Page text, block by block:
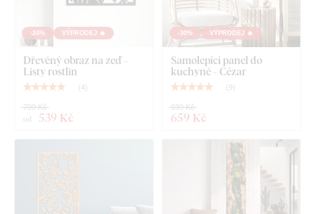
-24% VÝPRODEJ 🔥
Dřevěný obraz na zeď -
Listy rostlin
( 4 )
od 539 Kč
709 Kč
-30% VÝPRODEJ 🔥
Samolepící panel do
kuchyně - Cézar
( 9 )
659 Kč
939 Kč